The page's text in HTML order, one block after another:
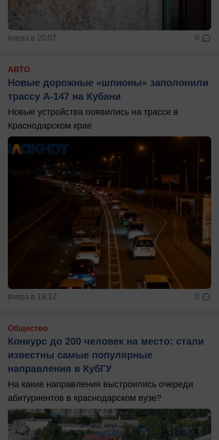
вчера в 20:07 0
АВТО
Новые дорожные «шпионы» заполонили
трассу А-147 на Кубани
Новые устройства появились на трассе в
Краснодарском крае
вчера в 19:12 0
Общество
Конкурс до 200 человек на место: стали
известны самые популярные
направления в КубГУ
На какие направления выстроились очереди
абитуриентов в краснодарском вузе?